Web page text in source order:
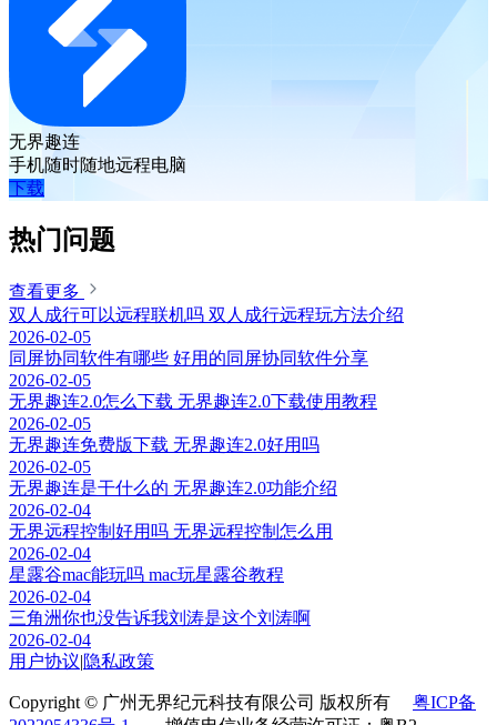
无界趣连
手机随时随地远程电脑
下载
热门问题
查看更多
双人成行可以远程联机吗 双人成行远程玩方法介绍
2026-02-05
同屏协同软件有哪些 好用的同屏协同软件分享
2026-02-05
无界趣连2.0怎么下载 无界趣连2.0下载使用教程
2026-02-05
无界趣连免费版下载 无界趣连2.0好用吗
2026-02-05
无界趣连是干什么的 无界趣连2.0功能介绍
2026-02-04
无界远程控制好用吗 无界远程控制怎么用
2026-02-04
星露谷mac能玩吗 mac玩星露谷教程
2026-02-04
三角洲你也没告诉我刘涛是这个刘涛啊
2026-02-04
用户协议|隐私政策
Copyright © 广州无界纪元科技有限公司 版权所有 粤ICP备